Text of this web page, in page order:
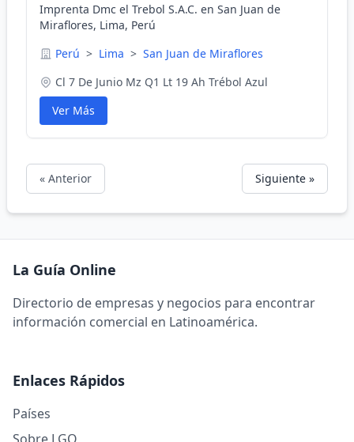
Imprenta Dmc el Trebol S.A.C. en San Juan de
Miraflores, Lima, Perú
Perú > Lima > San Juan de Miraflores
Cl 7 De Junio Mz Q1 Lt 19 Ah Trébol Azul
Ver Más
« Anterior Siguiente »
La Guía Online
Directorio de empresas y negocios para encontrar
información comercial en Latinoamérica.
Enlaces Rápidos
Países